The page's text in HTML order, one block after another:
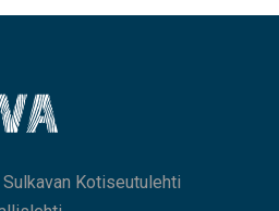
Kotiseutulehti